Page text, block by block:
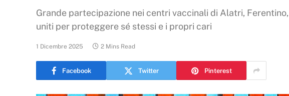
Grande partecipazione nei centri vaccinali di Alatri,
uniti per proteggere sé stessi e i propri cari
1 Dicembre 2025 2 Mins Read
Facebook Twitter Pinterest